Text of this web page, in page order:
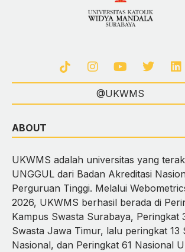
@UKWMS
ABOUT
UKWMS adalah universitas yang
UNGGUL dari Badan Akreditasi
Perguruan Tinggi. Melalui
2026, UKWMS berhasil berada di
Kampus Swasta Surabaya, Peringkat
Swasta Jawa Timur, lalu peringkat 13
Nasional, dan Peringkat 61 Nasional